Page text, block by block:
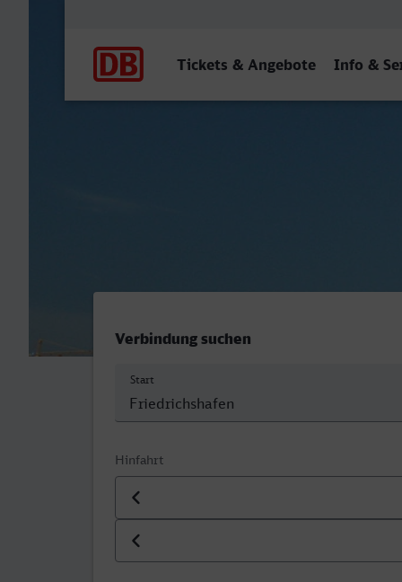
Tickets & Angebote Info &
Verbindung suchen
Start
Hinfahrt
Datum der Hinfahrt
Uhrzeit der Hinfahrt